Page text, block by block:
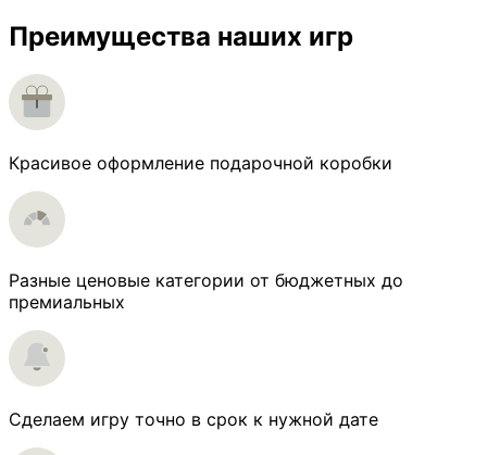
Преимущества наших игр
Красивое оформление подарочной коробки
Разные ценовые категории от бюджетных до
премиальных
Сделаем игру точно в срок к нужной дате